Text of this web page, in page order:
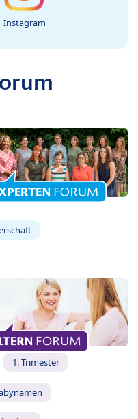
Instagram
1. Trimester